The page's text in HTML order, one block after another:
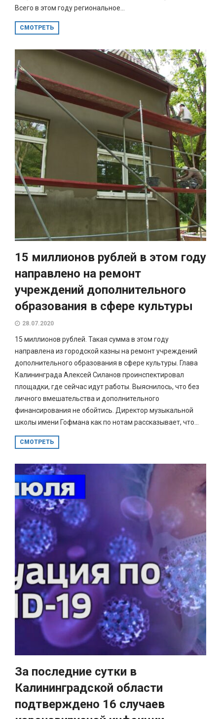
Всего в этом году региональное...
СМОТРЕТЬ
15 миллионов рублей в этом году
направлено на ремонт
учреждений дополнительного
образования в сфере культуры
28.07.2020
15 миллионов рублей. Такая сумма в этом году
направлена из городской казны на ремонт учреждений
дополнительного образования в сфере культуры. Глава
Калининграда Алексей Силанов проинспектировал
площадки, где сейчас идут работы. Выяснилось, что без
личного вмешательства и дополнительного
финансирования не обойтись. Директор музыкальной
школы имени Гофмана как по нотам рассказывает, что...
СМОТРЕТЬ
За последние сутки в
Калининградской области
подтверждено 16 случаев